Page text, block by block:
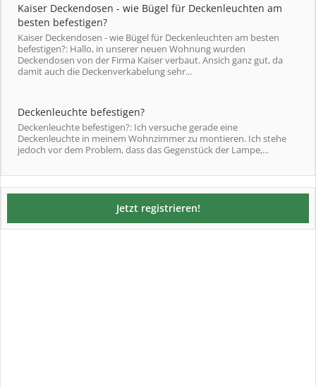
Kaiser Deckendosen - wie Bügel für Deckenleuchten am
besten befestigen?
Kaiser Deckendosen - wie Bügel für Deckenleuchten am besten
befestigen?: Hallo, in unserer neuen Wohnung wurden
Deckendosen von der Firma Kaiser verbaut. Ansich ganz gut, da
damit auch die Deckenverkabelung sehr...
Deckenleuchte befestigen?
Deckenleuchte befestigen?: Ich versuche gerade eine
Deckenleuchte in meinem Wohnzimmer zu montieren. Ich stehe
jedoch vor dem Problem, dass das Gegenstück der Lampe,...
Jetzt registrieren!